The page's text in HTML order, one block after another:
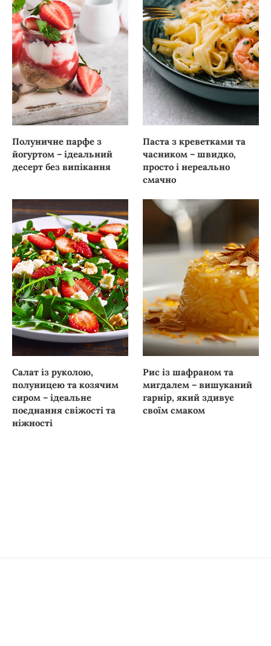
Полуничне парфе з
йогуртом – ідеальний
десерт без випікання
Паста з креветками та
часником – швидко,
просто і нереально
смачно
Салат із руколою,
полуницею та козячим
сиром – ідеальне
поєднання свіжості та
ніжності
Рис із шафраном та
мигдалем – вишуканий
гарнір, який здивує
своїм смаком